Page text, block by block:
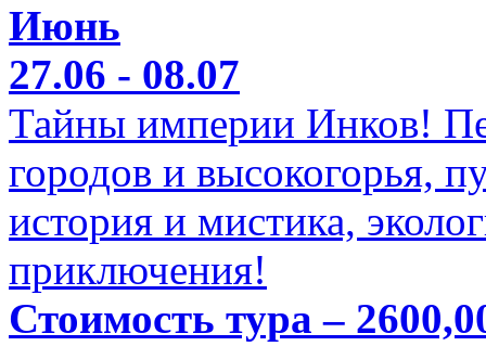
Июнь
27.06 - 08.07
Тайны империи Инков!
городов и высокогорья,
история и мистика,
приключения!
Стоимость тура –